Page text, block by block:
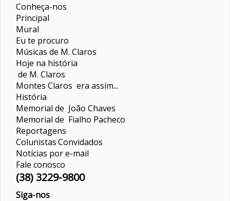
Conheça-nos
Principal
Mural
Eu te procuro
Músicas de M. Claros
Hoje na história
de M. Claros
Montes Claros era assim...
História
Memorial de João Chaves
Memorial de Fialho Pacheco
Reportagens
ColunistasConvidados
Notícias por e-mail
Fale conosco
(38) 3229-9800
Siga-nos